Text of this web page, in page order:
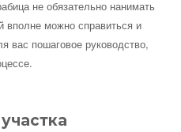
не обязательно нанимать
вполне можно справиться и
вас пошаговое руководство,